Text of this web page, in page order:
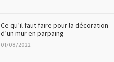
Ce qu’il faut faire pour la décoration
d’un mur en parpaing
01/08/2022